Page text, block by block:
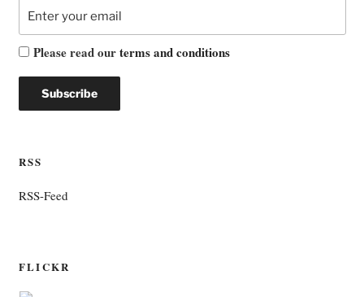
Please read ourterms and conditions
RSS
RSS-Feed
FLICKR